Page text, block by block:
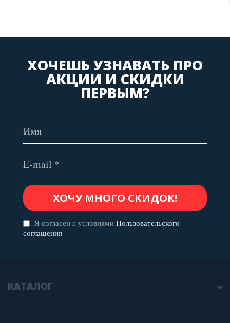
ХОЧЕШЬ УЗНАВАТЬ ПРО
АКЦИИ И СКИДКИ
ПЕРВЫМ?
Я согласен с условиями Пользовательского
соглашения
КАТАЛОГ